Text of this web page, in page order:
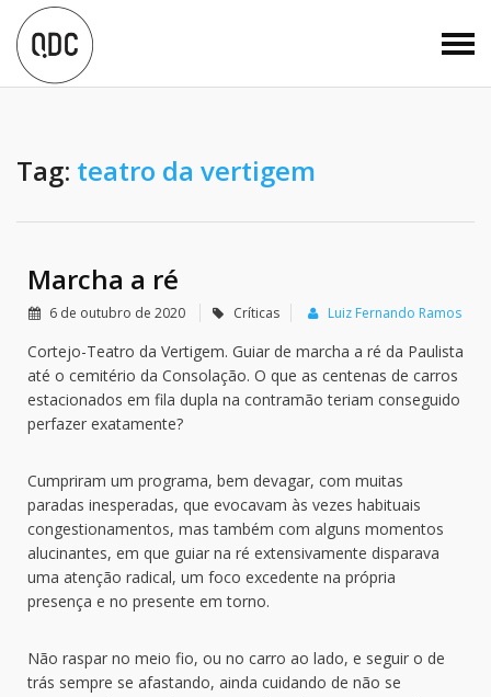
Tag: teatro da vertigem
Marcha a ré
6 de outubro de 2020 Críticas Luiz Fernando Ramos
Cortejo-Teatro da Vertigem. Guiar de marcha a ré da Paulista
até o cemitério da Consolação. O que as centenas de carros
estacionados em fila dupla na contramão teriam conseguido
perfazer exatamente?
Cumpriram um programa, bem devagar, com muitas
paradas inesperadas, que evocavam às vezes habituais
congestionamentos, mas também com alguns momentos
alucinantes, em que guiar na ré extensivamente disparava
uma atenção radical, um foco excedente na própria
presença e no presente em torno.
Não raspar no meio fio, ou no carro ao lado, e seguir o de
trás sempre se afastando, ainda cuidando de não se